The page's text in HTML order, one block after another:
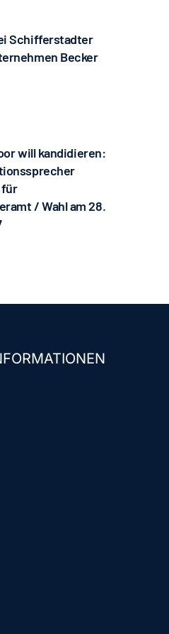
Schifferstadter
Becker
will kandidieren:
/ Wahl am 28.